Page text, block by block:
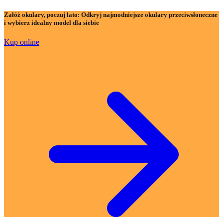
Załóż okulary, poczuj lato: Odkryj najmodniejsze okulary przeciwsłoneczne
i wybierz idealny model dla siebie
Kup online